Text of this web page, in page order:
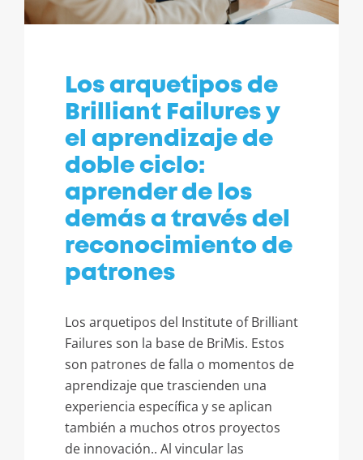
Los arquetipos de
Brilliant Failures y
el aprendizaje de
doble ciclo:
aprender de los
demás a través del
reconocimiento de
patrones
Los arquetipos del Institute of Brilliant
Failures son la base de BriMis. Estos
son patrones de falla o momentos de
aprendizaje que trascienden una
experiencia específica y se aplican
también a muchos otros proyectos
de innovación.. Al vincular las